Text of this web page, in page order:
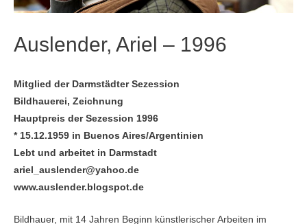
Auslender, Ariel – 1996
Mitglied der Darmstädter Sezession
Bildhauerei, Zeichnung
Hauptpreis der Sezession 1996
* 15.12.1959 in Buenos Aires/Argentinien
Lebt und arbeitet in Darmstadt
ariel_auslender@yahoo.de
www.auslender.blogspot.de
Bildhauer, mit 14 Jahren Beginn künstlerischer Arbeiten im